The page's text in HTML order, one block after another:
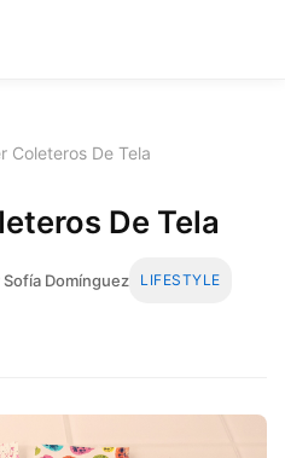
Coleteros De Tela
De Tela
Sofía Domínguez LIFESTYLE